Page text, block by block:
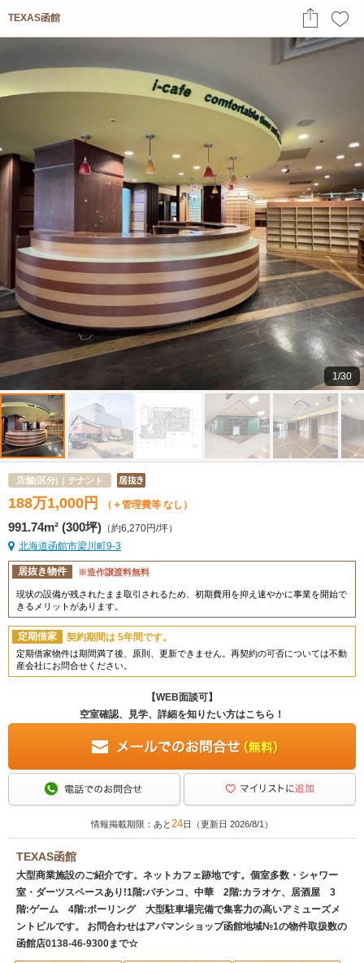
1/30
TEXAS函館
店舗(区分)｜テナント
188万1,000 円 （＋管理費等 なし）
991.74m² (300坪) （約6,270円/坪）
北海道函館市梁川町9-3
居抜き物件 ※造作譲渡料無料
現状の設備が残されたまま取引されるため、初期費用を抑え速やかに事業を開始で
きるメリットがあります。
定期借家 契約期間は 5年間です。
定期借家物件は期間満了後、原則、更新できません。再契約の可否については不動
産会社にお問合せください。
【WEB面談可】
空室確認、見学、詳細を知りたい方はこちら！
情報掲載期限：あと24日（更新日 2026/8/1）
TEXAS函館
大型商業施設のご紹介です。ネットカフェ跡地です。個室多数・シャワー
室・ダーツスペースあり!1階:パチンコ、中華 2階:カラオケ、居酒屋 3
階:ゲーム 4階:ボーリング 大型駐車場完備で集客力の高いアミューズメ
ントビルです。 お問合わせはアパマンショップ函館地域№1の物件取扱数の
函館店0138-46-9300まで☆